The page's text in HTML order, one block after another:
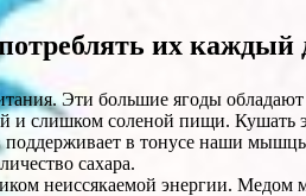
их каждый
Эти большие ягоды
и слишком соленой пищи. Кушать
поддерживает в тонусе наши
сахара.
неиссякаемой энергии. Медом